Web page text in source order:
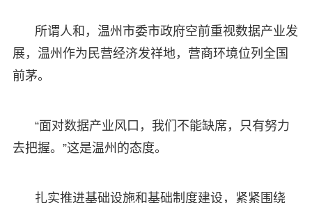
所谓人和，温州市委市政府空前重视数据产业发
展，温州作为民营经济发祥地，营商环境位列全国
前茅。
“面对数据产业风口，我们不能缺席，只有努力
去把握。”这是温州的态度。
扎实推进基础设施和基础制度建设，紧紧围绕